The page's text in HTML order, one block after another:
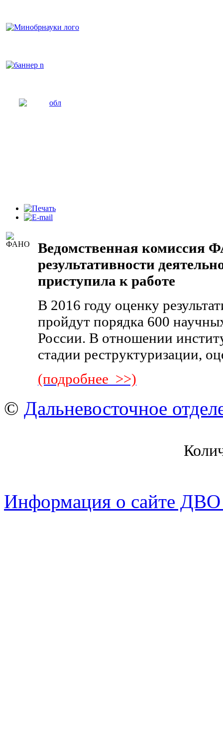
Ведомственная комиссия
результативности
приступила к работе
В 2016 году оценку
пройдут порядка 600
России. В отношении
стадии реструктуризации,
(подробнее >>)
© Дальневосточное
Информация о сайте